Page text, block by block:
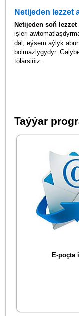
Netijeden lezzet
Netijeden soň lezzet
işleri
däl, eýsem aýlyk
bolmazlygydyr.
tölärsiňiz.
Taýýar
E-poçta